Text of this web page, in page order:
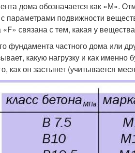
дома обозначается как «М».
параметрами подвижности
связана с тем, какая у
фундамента частного дома или
какую нагрузку и как
как он застынет (учитывается